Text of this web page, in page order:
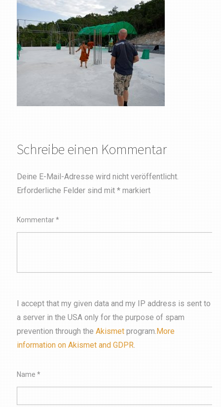
Schreibe einen Kommentar
Deine E-Mail-Adresse wird nicht veröffentlicht.
Erforderliche Felder sind mit* markiert
Kommentar*
I accept that my given data and my IP address is sent to
a server in the USA only for the purpose of spam
prevention through theAkismet program. More
information on Akismet and GDPR
Name*